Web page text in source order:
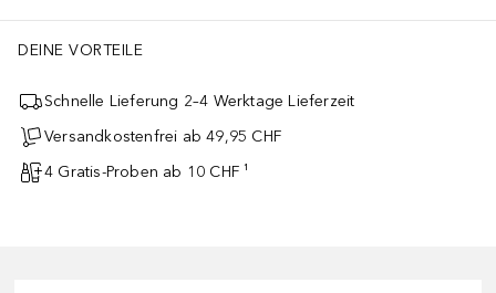
DEINE VORTEILE
Schnelle Lieferung 2–4 Werktage Lieferzeit
Versandkostenfrei ab 49,95 CHF
4 Gratis-Proben ab 10 CHF ¹